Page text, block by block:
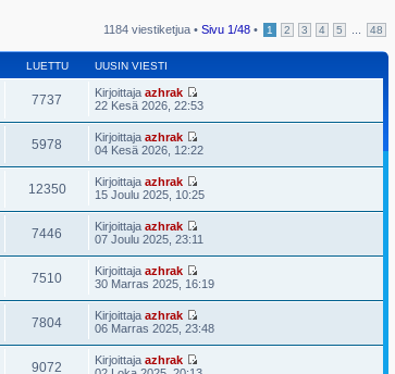
1184 viestiketjua • Sivu 1/48 • 1 2 3 4 5 48
LUETTU UUSIN VIESTI
7737 Kirjoittaja azhrak
22 Kesä 2026, 22:53
5978 Kirjoittaja azhrak
04 Kesä 2026, 12:22
12350 Kirjoittaja azhrak
15 Joulu 2025, 10:25
7446 Kirjoittaja azhrak
07 Joulu 2025, 23:11
7510 Kirjoittaja azhrak
30 Marras 2025, 16:19
7804 Kirjoittaja azhrak
06 Marras 2025, 23:48
9072 Kirjoittaja azhrak